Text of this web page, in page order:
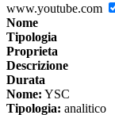
www.youtube.com
Nome
Tipologia
Proprieta
Descrizione
Durata
Nome: YSC
Tipologia: analitico